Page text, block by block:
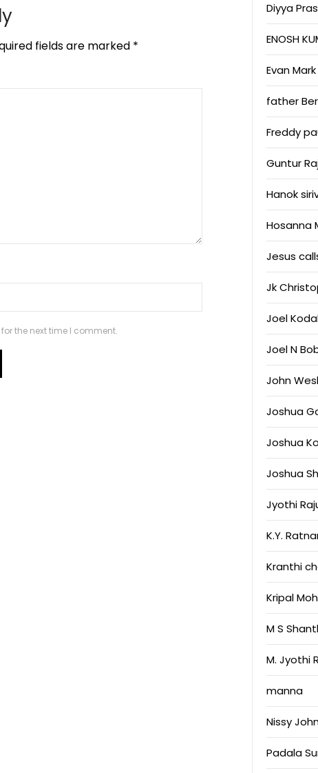
fields are marked *
the next time I comment.
Diyya
ENOSH
Evan
father
Freddy
Guntur
Hanok
Hosanna
Jesus
Jk
Joel
Joel N
John
Joshua
Joshua
Joshua
Jyothi
K.Y.
Kranthi
Kripal
M S
M. Jyothi
manna
Nissy
Padala